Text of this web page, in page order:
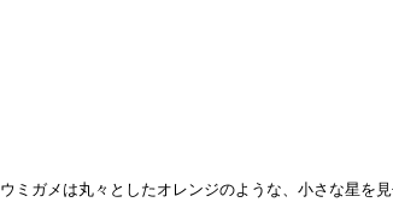
ウミガメは丸々としたオレンジのような、小さな星を見